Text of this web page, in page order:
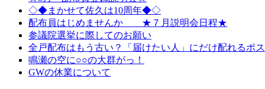
◇◆まかせて佐久は10周年◆◇
配布員はじめませんか ★７月説明会日程★
参議院選挙に際してのお願い
全戸配布はもう古い？「届けたい人」にだけ配れるポ
鳴瀬の空に○○の大群がっ！
GWの休業について